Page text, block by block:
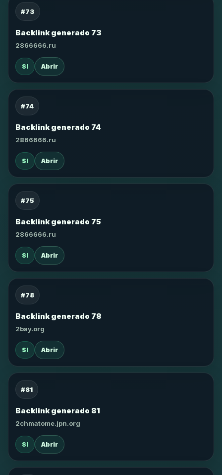
#73
Backlink generado 73
2866666.ru
SI Abrir
#74
Backlink generado 74
2866666.ru
SI Abrir
#75
Backlink generado 75
2866666.ru
SI Abrir
#78
Backlink generado 78
2bay.org
SI Abrir
#81
Backlink generado 81
2chmatome.jpn.org
SI Abrir